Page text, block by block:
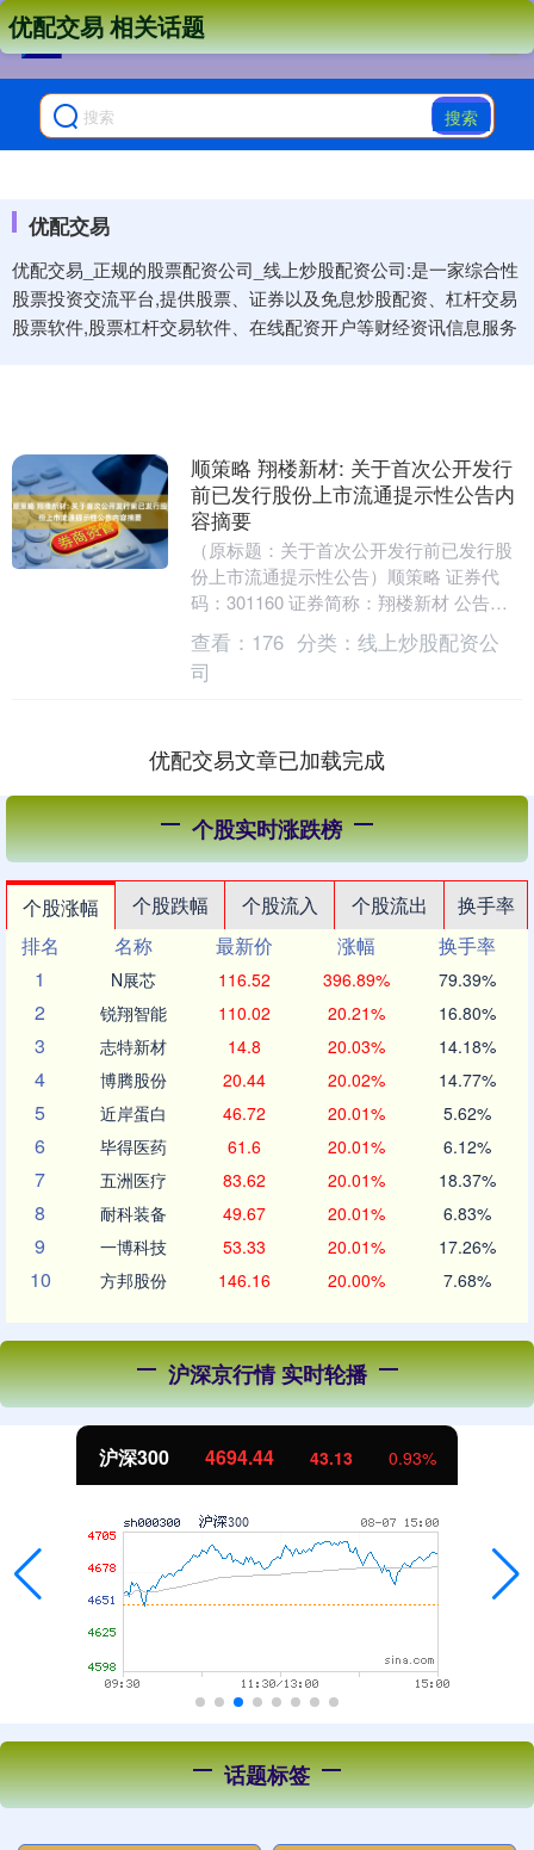
搜索
优配交易
优配交易_正规的股票配资公司_线上炒股配资公司:是一家综合性
股票投资交流平台,提供股票、证券以及免息炒股配资、杠杆交易
股票软件,股票杠杆交易软件、在线配资开户等财经资讯信息服务
优配交易 相关话题
顺策略 翔楼新材: 关于首次公开发行
前已发行股份上市流通提示性公告内
容摘要
（原标题：关于首次公开发行前已发行股
份上市流通提示性公告）顺策略 证券代
码：301160 证券简称：翔楼新材 公告编
号：2025-024 苏州翔楼新材料股份有限....
查看： 176 分类： 线上炒股配资公
司
优配交易文章已加载完成
个股实时涨跌榜
个股涨幅 个股跌幅 个股流入 个股流出
换手率
排名
名称 最新价 涨幅
换手率
1
N展芯 116.52 396.89% 79.39%
2 锐翔智能 110.02 20.21% 16.80%
3 志特新材 14.8 20.03% 14.18%
4 博腾股份 20.44 20.02% 14.77%
5 近岸蛋白 46.72 20.01% 5.62%
6 毕得医药 61.6 20.01% 6.12%
7 五洲医疗 83.62 20.01% 18.37%
8 耐科装备 49.67 20.01% 6.83%
9 一博科技 53.33 20.01% 17.26%
10 方邦股份 146.16 20.00% 7.68%
沪深京行情 实时轮播
北证50 1134.24 11.37 1.01%
话题标签